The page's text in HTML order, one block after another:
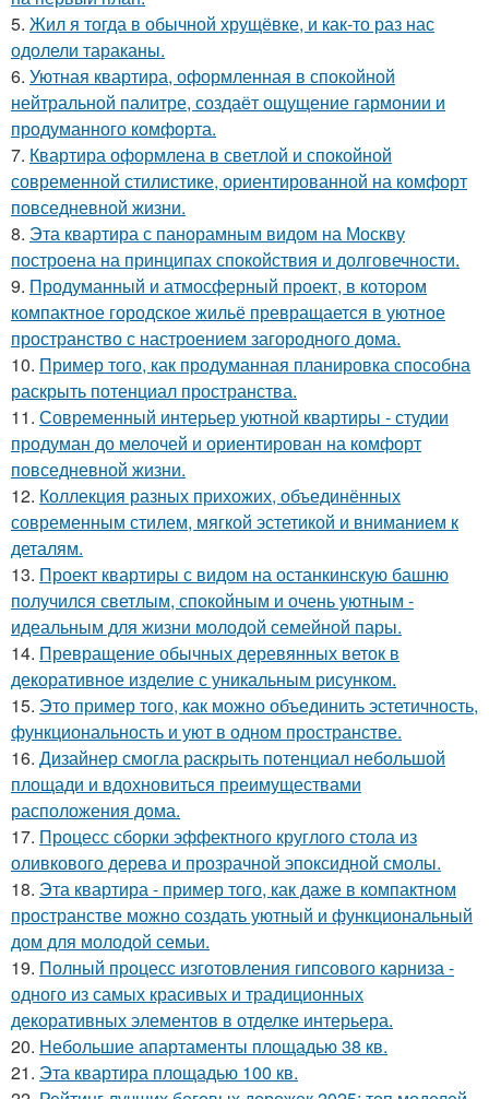
5. Жил я тогда в обычной хрущёвке, и как-то раз нас
одолели тараканы.
6. Уютная квартира, оформленная в спокойной
нейтральной палитре, создаёт ощущение гармонии и
продуманного комфорта.
7. Квартира оформлена в светлой и спокойной
современной стилистике, ориентированной на комфорт
повседневной жизни.
8. Эта квартира с панорамным видом на Москву
построена на принципах спокойствия и долговечности.
9. Продуманный и атмосферный проект, в котором
компактное городское жильё превращается в уютное
пространство с настроением загородного дома.
10. Пример того, как продуманная планировка способна
раскрыть потенциал пространства.
11. Современный интерьер уютной квартиры - студии
продуман до мелочей и ориентирован на комфорт
повседневной жизни.
12. Коллекция разных прихожих, объединённых
современным стилем, мягкой эстетикой и вниманием к
деталям.
13. Проект квартиры с видом на останкинскую башню
получился светлым, спокойным и очень уютным -
идеальным для жизни молодой семейной пары.
14. Превращение обычных деревянных веток в
декоративное изделие с уникальным рисунком.
15. Это пример того, как можно объединить эстетичность,
функциональность и уют в одном пространстве.
16. Дизайнер смогла раскрыть потенциал небольшой
площади и вдохновиться преимуществами
расположения дома.
17. Процесс сборки эффектного круглого стола из
оливкового дерева и прозрачной эпоксидной смолы.
18. Эта квартира - пример того, как даже в компактном
пространстве можно создать уютный и функциональный
дом для молодой семьи.
19. Полный процесс изготовления гипсового карниза -
одного из самых красивых и традиционных
декоративных элементов в отделке интерьера.
20. Небольшие апартаменты площадью 38 кв.
21. Эта квартира площадью 100 кв.